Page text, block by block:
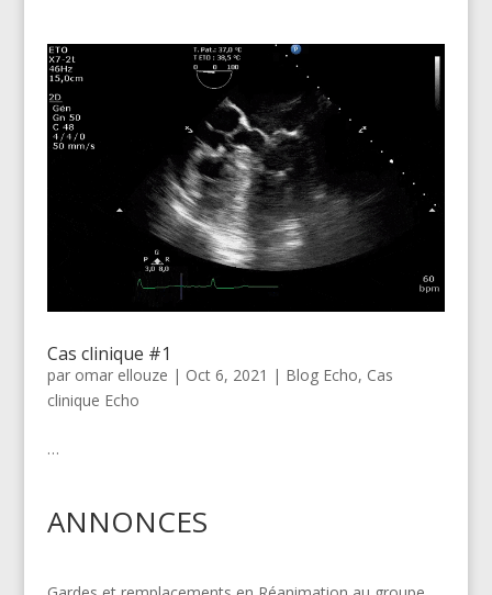
Cas clinique #1
par omar ellouze | Oct 6, 2021 | Blog Echo, Cas
clinique Echo
…
ANNONCES